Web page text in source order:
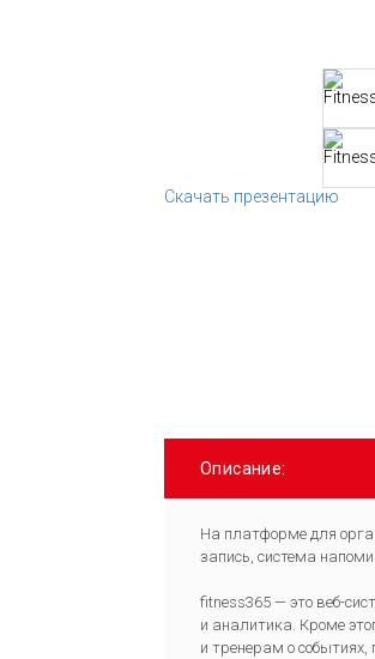
Скачать презентацию
Описание:
На платформе для
запись, система
fitness365 — это веб-
и аналитика. Кроме
и тренерам о